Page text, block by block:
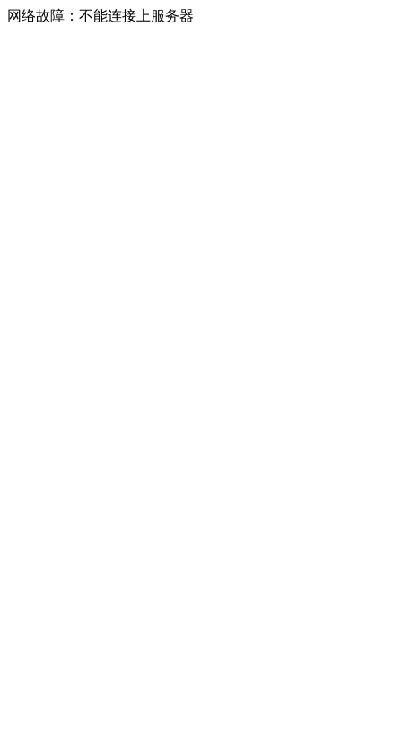
网络故障：不能连接上服务器